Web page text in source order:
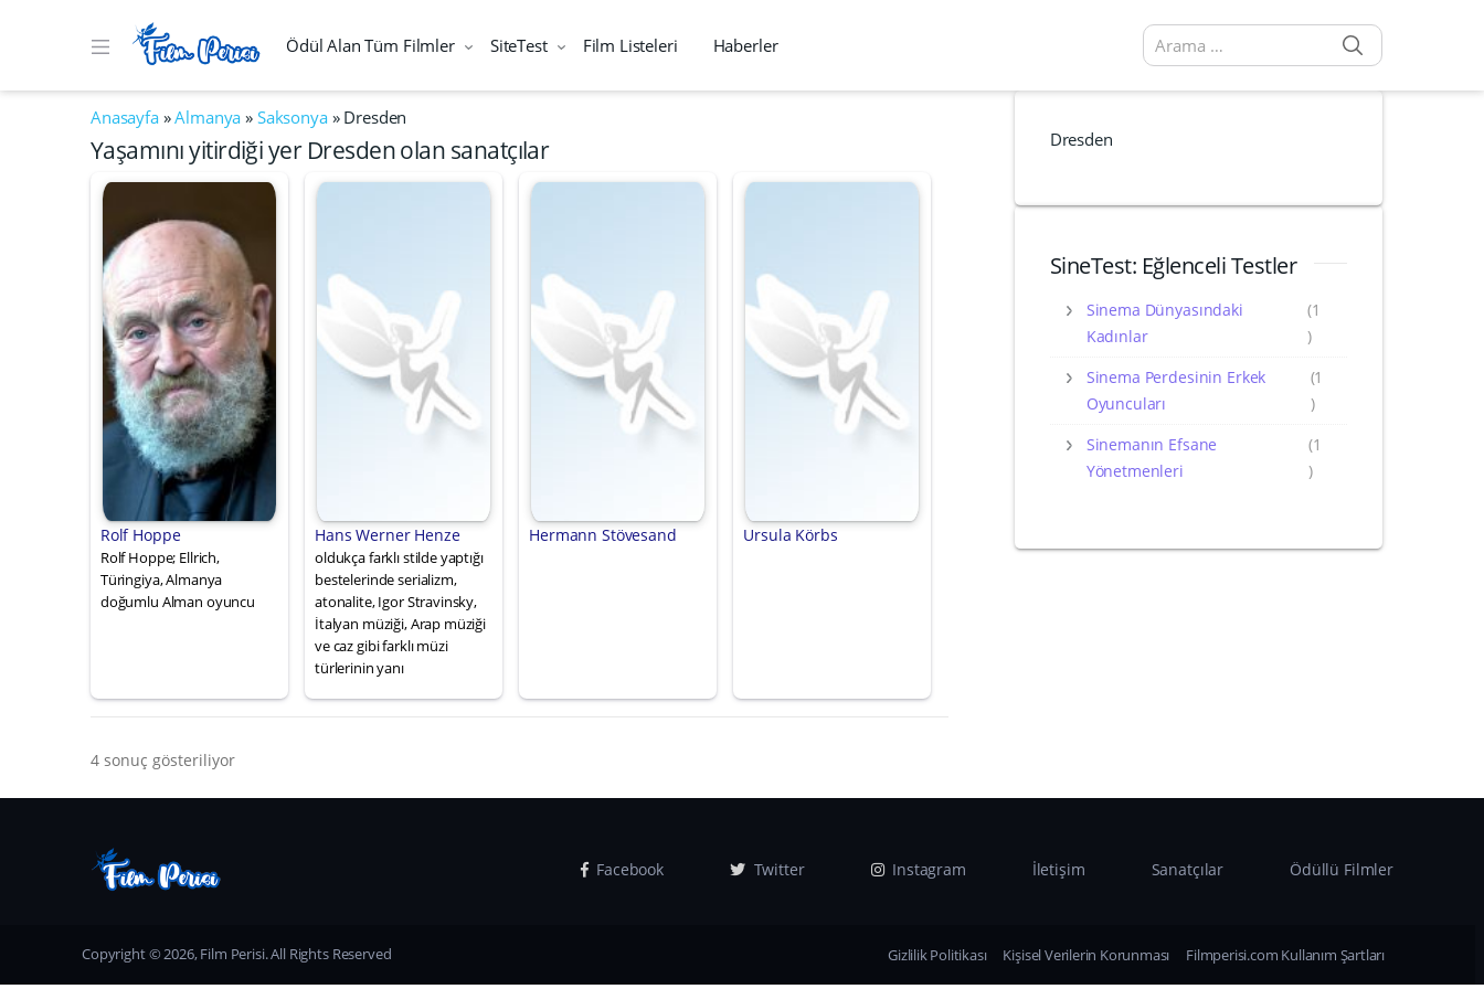
Ödül Alan Tüm Filmler SiteTest Film Listeleri Haberler
Arama sonuçları:
Anasayfa»Almanya » Saksonya» Dresden
Yaşamını yitirdiği yer Dresden olan sanatçılar
Rolf Hoppe
Rolf Hoppe; Ellrich,
Türingiya, Almanya
doğumlu Alman oyuncu
Hans Werner Henze
oldukça farklı stilde yaptığı
bestelerinde serializm,
atonalite, Igor Stravinsky,
İtalyan müziği, Arap müziği
ve caz gibi farklı müzi
türlerinin yanı
Hermann Stövesand Ursula Körbs
4 sonuç gösteriliyor
Dresden
SineTest: Eğlenceli Testler
Sinema Dünyasındaki
Kadınlar
(1
)
Sinema Perdesinin Erkek
Oyuncuları
(1
)
Sinemanın Efsane
Yönetmenleri
(1
)
Facebook Twitter Instagram İletişim Sanatçılar Ödüllü Filmler
Copyright © 2026, Film Perisi. All Rights Reserved Gizlilik Politikası Kişisel Verilerin Korunması Filmperisi.com Kullanım Şartları